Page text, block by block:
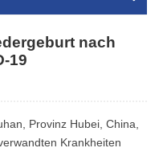
nach
19
Provinz Hubei, China,
Krankheiten